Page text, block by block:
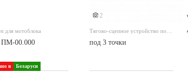
для мотоблока
00.000
в Беларуси
2
Тягово-сцепное устройство под
под 3 точки